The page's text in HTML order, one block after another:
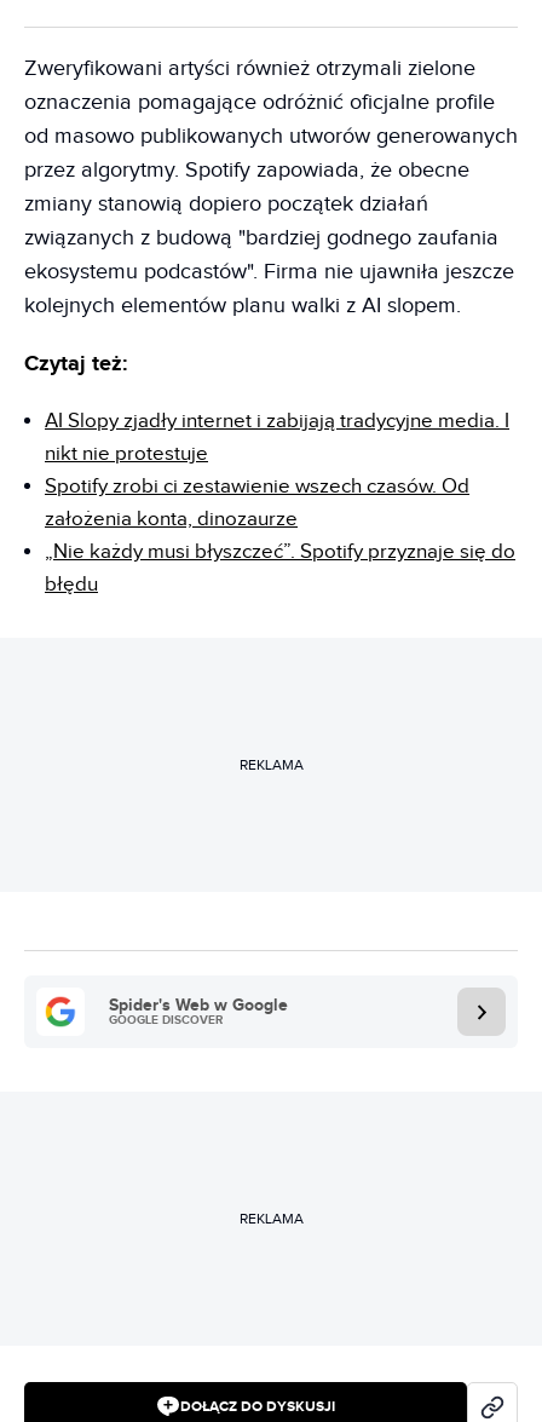
Zweryfikowani artyści również otrzymali zielone
oznaczenia pomagające odróżnić oficjalne profile
od masowo publikowanych utworów generowanych
przez algorytmy. Spotify zapowiada, że obecne
zmiany stanowią dopiero początek działań
związanych z budową "bardziej godnego zaufania
ekosystemu podcastów". Firma nie ujawniła jeszcze
kolejnych elementów planu walki z AI slopem.
Czytaj też:
AI Slopy zjadły internet i zabijają tradycyjne media. I
nikt nie protestuje
Spotify zrobi ci zestawienie wszech czasów. Od
założenia konta, dinozaurze
„Nie każdy musi błyszczeć”. Spotify przyznaje się do
błędu
REKLAMA
Spider's Web w Google
GOOGLE DISCOVER
REKLAMA
DOŁĄCZ DO DYSKUSJI